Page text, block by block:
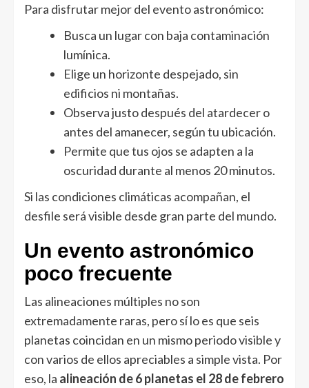
Para disfrutar mejor del evento astronómico:
Busca un lugar con baja contaminación
lumínica.
Elige un horizonte despejado, sin
edificios ni montañas.
Observa justo después del atardecer o
antes del amanecer, según tu ubicación.
Permite que tus ojos se adapten a la
oscuridad durante al menos 20 minutos.
Si las condiciones climáticas acompañan, el
desfile será visible desde gran parte del mundo.
Un evento astronómico
poco frecuente
Las alineaciones múltiples no son
extremadamente raras, pero sí lo es que seis
planetas coincidan en un mismo periodo visible y
con varios de ellos apreciables a simple vista. Por
eso, la alineación de 6 planetas el 28 de febrero